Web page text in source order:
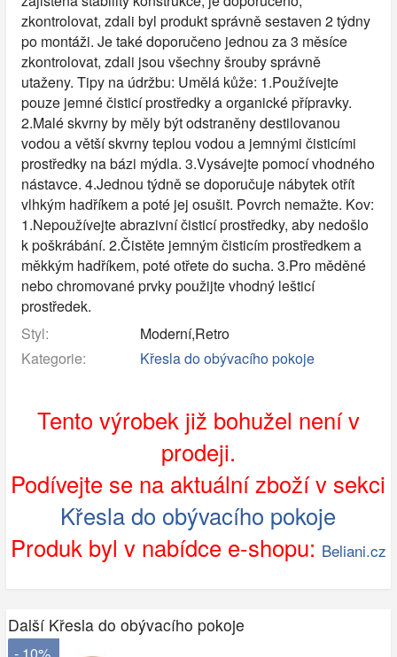
zkontrolovat, zdali byl produkt správně sestaven 2 týdny
po montáži. Je také doporučeno jednou za 3 měsíce
zkontrolovat, zdali jsou všechny šrouby správně
utaženy. Tipy na údržbu: Umělá kůže: 1.Používejte
pouze jemné čisticí prostředky a organické přípravky.
2.Malé skvrny by měly být odstraněny destilovanou
vodou a větší skvrny teplou vodou a jemnými čisticími
prostředky na bázi mýdla. 3.Vysávejte pomocí vhodného
nástavce. 4.Jednou týdně se doporučuje nábytek otřít
vlhkým hadříkem a poté jej osušit. Povrch nemažte. Kov:
1.Nepoužívejte abrazivní čisticí prostředky, aby nedošlo
k poškrábání. 2.Čistěte jemným čisticím prostředkem a
měkkým hadříkem, poté otřete do sucha. 3.Pro měděné
nebo chromované prvky použijte vhodný lešticí
prostředek.
Styl:
Moderní,Retro
Kategorie:
Křesla do obývacího pokoje
Tento výrobek již bohužel není v
prodeji.
Podívejte se na aktuální zboží v sekci
Křesla do obývacího pokoje
Produk byl v nabídce e-shopu: Beliani.cz
Další Křesla do obývacího pokoje